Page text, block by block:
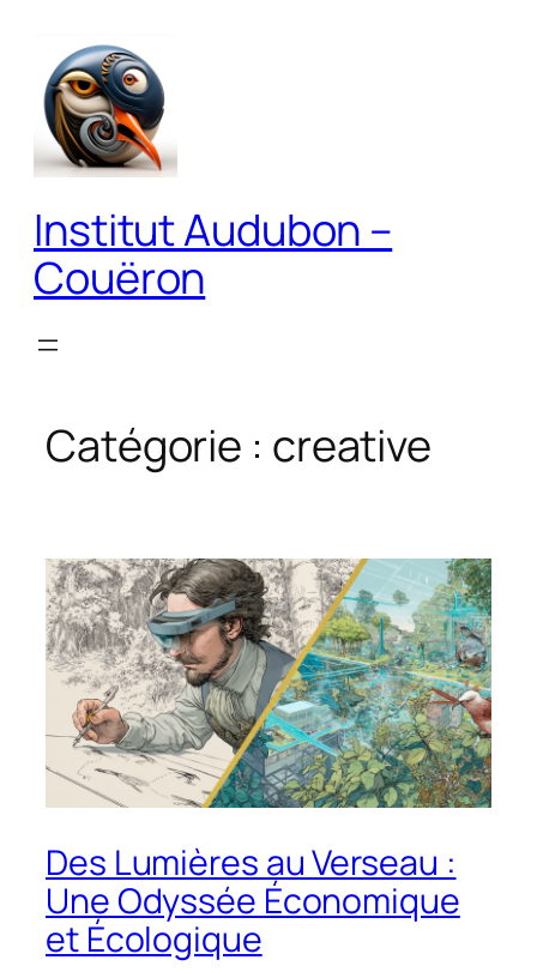
contenu
Institut Audubon –
Couëron
Catégorie : creative
Des Lumières au Verseau :
Une Odyssée Économique
et Écologique